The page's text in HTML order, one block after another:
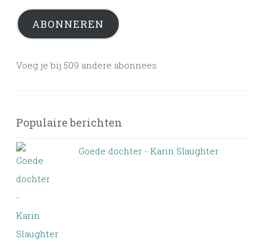
ABONNEREN
Voeg je bij 509 andere abonnees
Populaire berichten
Goede dochter - Karin Slaughter